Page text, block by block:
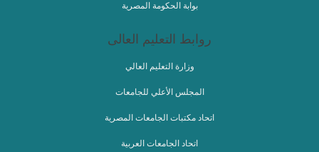
بوابة الحكومة المصرية
روابط التعليم العالى
وزارة التعليم العالي
المجلس الأعلي للجامعات
اتحاد مكتبات الجامعات المصرية
اتحاد الجامعات العربية